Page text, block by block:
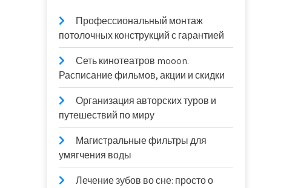
Профессиональный монтаж
потолочных конструкций с гарантией
Сеть кинотеатров mooon.
Расписание фильмов, акции и скидки
Организация авторских туров и
путешествий по миру
Магистральные фильтры для
умягчения воды
Лечение зубов во сне: просто о